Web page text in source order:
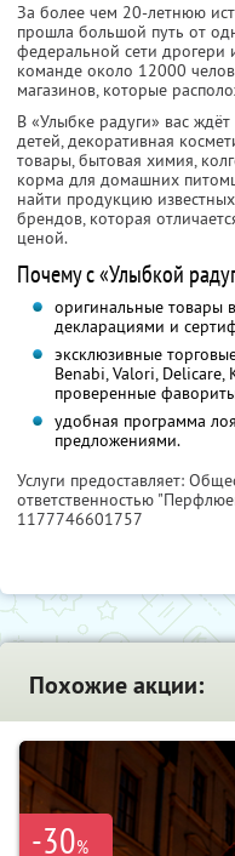
За более чем 20-летнюю
прошла большой путь от
федеральной сети дрогери
команде около 12000
магазинов, которые
В «Улыбке радуги» вас
детей, декоративная
товары, бытовая химия,
корма для домашних
найти продукцию
брендов, которая
ценой.
Почему с «Улыбкой
оригинальные товары
декларациями и
эксклюзивные
Benabi, Valori,
проверенные
удобная программа
предложениями.
Услуги предоставляет:
ответственностью
1177746601757
Похожие акции:
-30%